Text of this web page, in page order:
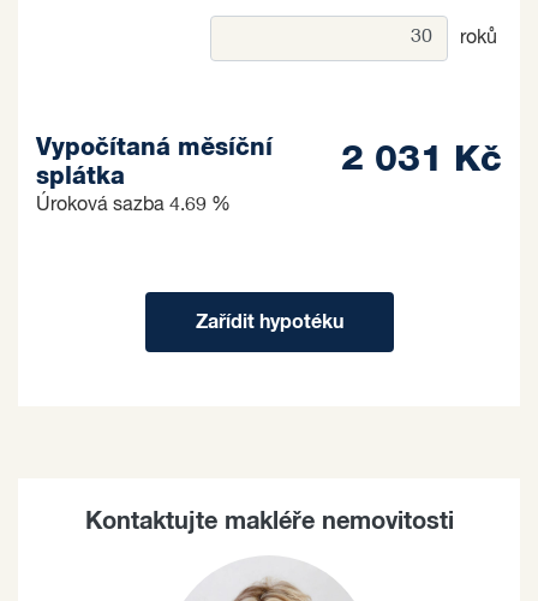
roků
Vypočítaná měsíční
splátka
Úroková sazba 4.69 %
2 031 Kč
Zařídit hypotéku
Kontaktujte makléře nemovitosti